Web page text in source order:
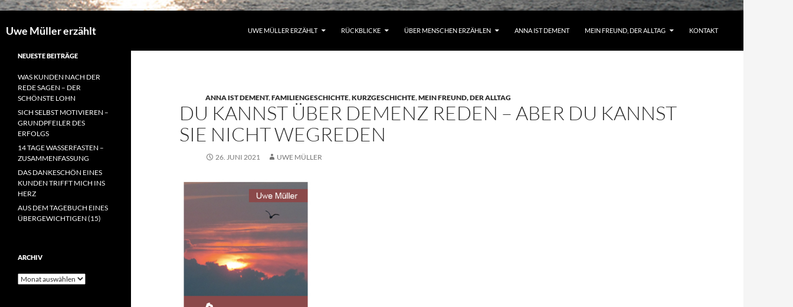
Uwe Müller erzählt UWE MÜLLER ERZÄHLT RÜCKBLICKE ÜBER MENSCHEN ERZÄHLEN ANNA IST DEMENT MEIN FREUND, DER ALLTAG KONTAKT
ANNA IST DEMENT,FAMILIENGESCHICHTE,KURZGESCHICHTE,MEIN FREUND, DER ALLTAG
DU KANNST ÜBER DEMENZ REDEN – ABER DU KANNST
SIE NICHT WEGREDEN
26. JUNI 2021 UWE MÜLLER
NEUESTE BEITRÄGE
WAS KUNDEN NACH DER
REDE SAGEN – DER
SCHÖNSTE LOHN
SICH SELBST MOTIVIEREN –
GRUNDPFEILER DES
ERFOLGS
14 TAGE WASSERFASTEN –
ZUSAMMENFASSUNG
DAS DANKESCHÖN EINES
KUNDEN TRIFFT MICH INS
HERZ
AUS DEM TAGEBUCH EINES
ÜBERGEWICHTIGEN (15)
ARCHIV
Archiv